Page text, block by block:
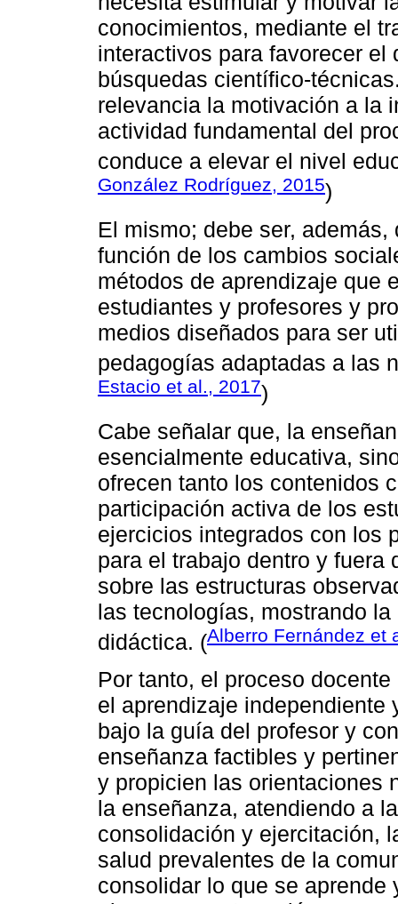
conocimientos, mediante el
interactivos para favorecer
búsquedas científico-
relevancia la motivación a la
actividad fundamental del
conduce a elevar el nivel
González Rodríguez, 2015)
El mismo; debe ser,
función de los cambios
métodos de aprendizaje que
estudiantes y profesores y
medios diseñados para ser
pedagogías adaptadas a las
Estacio et al., 2017)
Cabe señalar que, la
esencialmente educativa,
ofrecen tanto los contenidos
participación activa de los
ejercicios integrados con los
para el trabajo dentro y fuera
sobre las estructuras
las tecnologías, mostrando
didáctica. (Alberro Fernández et
Por tanto, el proceso
el aprendizaje independiente
bajo la guía del profesor y
enseñanza factibles y
y propicien las orientaciones
la enseñanza, atendiendo a
consolidación y ejercitación,
salud prevalentes de la
consolidar lo que se